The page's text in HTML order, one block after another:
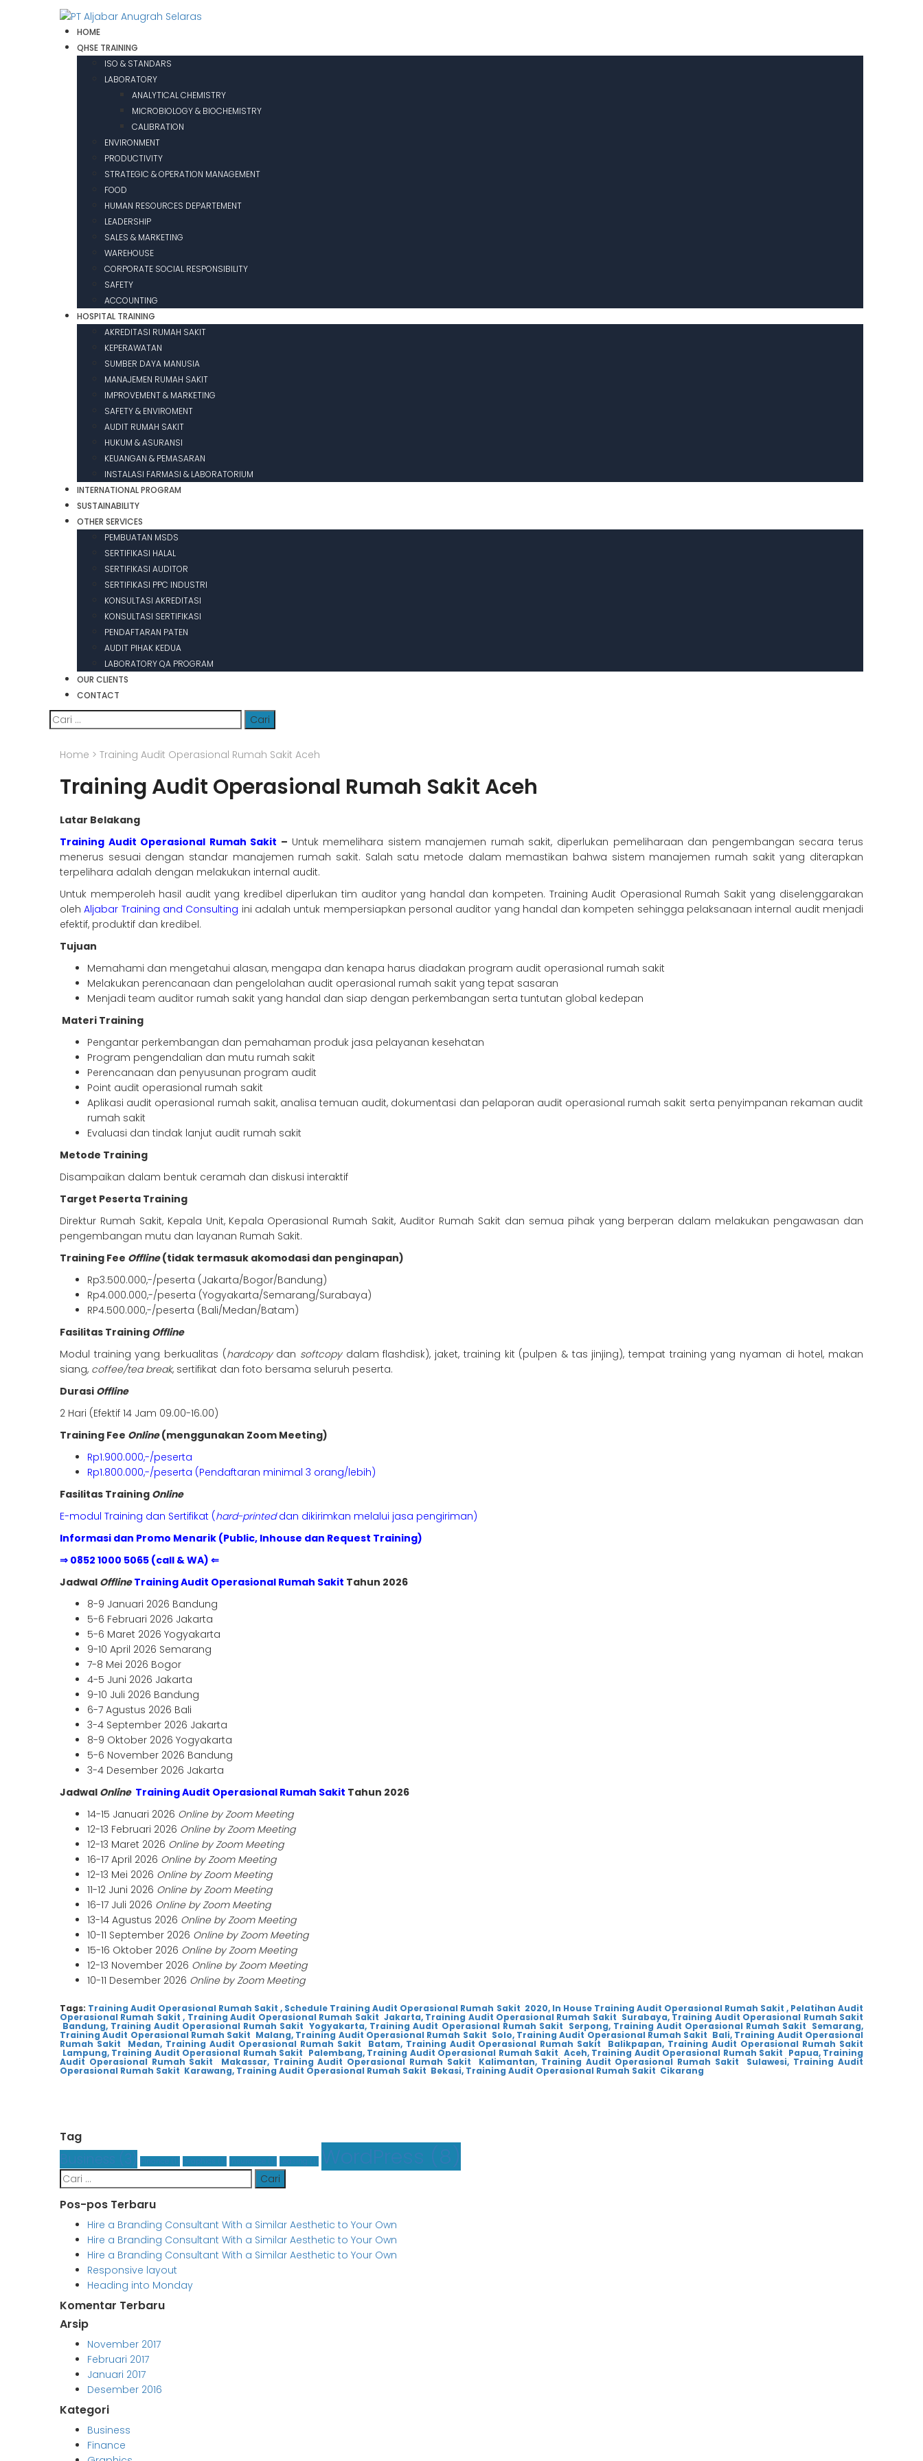
HOME
QHSE TRAINING
ISO & STANDARS
LABORATORY
ANALYTICAL CHEMISTRY
MICROBIOLOGY & BIOCHEMISTRY
CALIBRATION
ENVIRONMENT
PRODUCTIVITY
STRATEGIC & OPERATION MANAGEMENT
FOOD
HUMAN RESOURCES DEPARTEMENT
LEADERSHIP
SALES & MARKETING
WAREHOUSE
CORPORATE SOCIAL RESPONSIBILITY
SAFETY
ACCOUNTING
HOSPITAL TRAINING
AKREDITASI RUMAH SAKIT
KEPERAWATAN
SUMBER DAYA MANUSIA
MANAJEMEN RUMAH SAKIT
IMPROVEMENT & MARKETING
SAFETY & ENVIROMENT
AUDIT RUMAH SAKIT
HUKUM & ASURANSI
KEUANGAN & PEMASARAN
INSTALASI FARMASI & LABORATORIUM
INTERNATIONAL PROGRAM
SUSTAINABILITY
OTHER SERVICES
PEMBUATAN MSDS
SERTIFIKASI HALAL
SERTIFIKASI AUDITOR
SERTIFIKASI PPC INDUSTRI
KONSULTASI AKREDITASI
KONSULTASI SERTIFIKASI
PENDAFTARAN PATEN
AUDIT PIHAK KEDUA
LABORATORY QA PROGRAM
OUR CLIENTS
CONTACT
Cari
untuk:
Home > Training Audit Operasional Rumah Sakit Aceh
Training Audit Operasional Rumah Sakit Aceh
Latar Belakang
Training Audit Operasional Rumah Sakit – Untuk memelihara sistem manajemen rumah sakit, diperlukan pemeliharaan dan pengembangan secara terus
menerus sesuai dengan standar manajemen rumah sakit. Salah satu metode dalam memastikan bahwa sistem manajemen rumah sakit yang diterapkan
terpelihara adalah dengan melakukan internal audit.
Untuk memperoleh hasil audit yang kredibel diperlukan tim auditor yang handal dan kompeten. Training Audit Operasional Rumah Sakit yang diselenggarakan
olehAljabar Training and Consulting ini adalah untuk mempersiapkan personal auditor yang handal dan kompeten sehingga pelaksanaan internal audit menjadi
efektif, produktif dan kredibel.
Tujuan
Memahami dan mengetahui alasan, mengapa dan kenapa harus diadakan program audit operasional rumah sakit
Melakukan perencanaan dan pengelolahan audit operasional rumah sakit yang tepat sasaran
Menjadi team auditor rumah sakit yang handal dan siap dengan perkembangan serta tuntutan global kedepan
Materi Training
Pengantar perkembangan dan pemahaman produk jasa pelayanan kesehatan
Program pengendalian dan mutu rumah sakit
Perencanaan dan penyusunan program audit
Point audit operasional rumah sakit
Aplikasi audit operasional rumah sakit, analisa temuan audit, dokumentasi dan pelaporan audit operasional rumah sakit serta penyimpanan rekaman audit
rumah sakit
Evaluasi dan tindak lanjut audit rumah sakit
Metode Training
Disampaikan dalam bentuk ceramah dan diskusi interaktif
Target Peserta Training
Direktur Rumah Sakit, Kepala Unit, Kepala Operasional Rumah Sakit, Auditor Rumah Sakit dan semua pihak yang berperan dalam melakukan pengawasan dan
pengembangan mutu dan layanan Rumah Sakit.
Training Fee Offline(tidak termasuk akomodasi dan penginapan)
Rp3.500.000,-/peserta (Jakarta/Bogor/Bandung)
Rp4.000.000,-/peserta (Yogyakarta/Semarang/Surabaya)
RP4.500.000,-/peserta (Bali/Medan/Batam)
Fasilitas Training Offline
Modul training yang berkualitas (hardcopydan softcopy dalam flashdisk), jaket, training kit (pulpen & tas jinjing), tempat training yang nyaman di hotel, makan
siang, coffee/tea break, sertifikat dan foto bersama seluruh peserta.
Durasi Offline
2 Hari (Efektif 14 Jam 09.00-16.00)
Training Fee Online(menggunakan Zoom Meeting)
Rp1.900.000,-/peserta
Rp1.800.000,-/peserta (Pendaftaran minimal 3 orang/lebih)
Fasilitas Training Online
E-modul Training dan Sertifikat (hard-printeddan dikirimkan melalui jasa pengiriman)
Informasi dan Promo Menarik (Public, Inhouse dan Request Training)
⇒ 0852 1000 5065 (call & WA) ⇐
Jadwal Offline TrainingAudit Operasional Rumah Sakit Tahun 2026
8-9 Januari 2026 Bandung
5-6 Februari 2026 Jakarta
5-6 Maret 2026 Yogyakarta
9-10 April 2026 Semarang
7-8 Mei 2026 Bogor
4-5 Juni 2026 Jakarta
9-10 Juli 2026 Bandung
6-7 Agustus 2026 Bali
3-4 September 2026 Jakarta
8-9 Oktober 2026 Yogyakarta
5-6 November 2026 Bandung
3-4 Desember 2026 Jakarta
Jadwal Online TrainingAudit Operasional Rumah Sakit Tahun 2026
14-15 Januari 2026 Online by Zoom Meeting
12-13 Februari 2026 Online by Zoom Meeting
12-13 Maret 2026 Online by Zoom Meeting
16-17 April 2026 Online by Zoom Meeting
12-13 Mei 2026 Online by Zoom Meeting
11-12 Juni 2026 Online by Zoom Meeting
16-17 Juli 2026 Online by Zoom Meeting
13-14 Agustus 2026 Online by Zoom Meeting
10-11 September 2026 Online by Zoom Meeting
15-16 Oktober 2026 Online by Zoom Meeting
12-13 November 2026 Online by Zoom Meeting
10-11 Desember 2026 Online by Zoom Meeting
Tags: Training Audit Operasional Rumah Sakit , Schedule Training Audit Operasional Rumah Sakit 2020, In House Training Audit Operasional Rumah Sakit , Pelatihan Audit
Operasional Rumah Sakit , Training Audit Operasional Rumah Sakit Jakarta, Training Audit Operasional Rumah Sakit Surabaya, Training Audit Operasional Rumah Sakit
Bandung, Training Audit Operasional Rumah Sakit Yogyakarta, Training Audit Operasional Rumah Sakit Serpong, Training Audit Operasional Rumah Sakit Semarang,
Training Audit Operasional Rumah Sakit Malang, Training Audit Operasional Rumah Sakit Solo, Training Audit Operasional Rumah Sakit Bali, Training Audit Operasional
Rumah Sakit Medan, Training Audit Operasional Rumah Sakit Batam, Training Audit Operasional Rumah Sakit Balikpapan, Training Audit Operasional Rumah Sakit
Lampung, Training Audit Operasional Rumah Sakit Palembang, Training Audit Operasional Rumah Sakit Aceh, Training Audit Operasional Rumah Sakit Papua, Training
Audit Operasional Rumah Sakit Makassar, Training Audit Operasional Rumah Sakit Kalimantan, Training Audit Operasional Rumah Sakit Sulawesi, Training Audit
Operasional Rumah Sakit Karawang, Training Audit Operasional Rumah Sakit Bekasi, Training Audit Operasional Rumah Sakit Cikarang
Tag
Business (3) WordPress (8)
Cari
untuk:
Pos-pos Terbaru
Hire a Branding Consultant With a Similar Aesthetic to Your Own
Hire a Branding Consultant With a Similar Aesthetic to Your Own
Hire a Branding Consultant With a Similar Aesthetic to Your Own
Responsive layout
Heading into Monday
Komentar Terbaru
Arsip
November 2017
Februari 2017
Januari 2017
Desember 2016
Kategori
Business
Finance